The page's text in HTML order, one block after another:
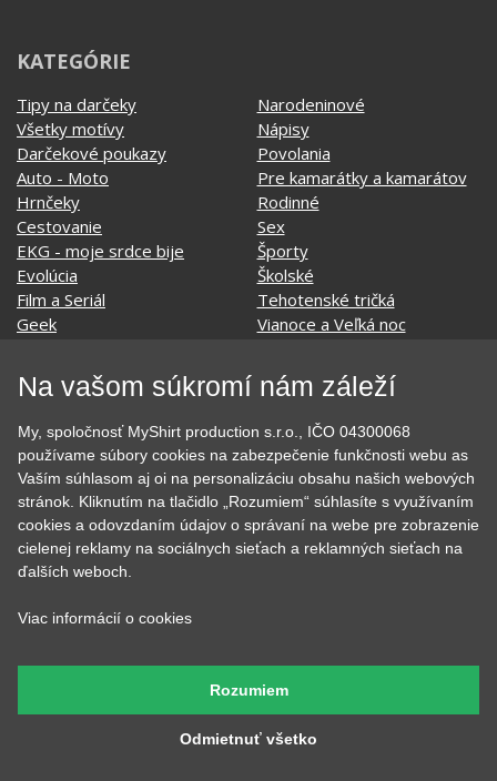
KATEGÓRIE
Tipy na darčeky
Všetky motívy
Darčekové poukazy
Auto - Moto
Hrnčeky
Cestovanie
EKG - moje srdce bije
Evolúcia
Film a Seriál
Geek
Hudobné
Jedlo, pitie a relax
Kvetiny
Láska
Narodeninové
Nápisy
Povolania
Pre kamarátky a kamarátov
Rodinné
Sex
Športy
Školské
Tehotenské tričká
Vianoce a Veľká noc
Významné dni
Zvierata
MyShirt
SOCIÁLNE SIETE
KONTAKT
MyShirt production s.r.o.
+420 606 105 375
Na vašom súkromí nám záleží
My, spoločnosť MyShirt production s.r.o., IČO 04300068
používame súbory cookies na zabezpečenie funkčnosti webu as
Vaším súhlasom aj oi na personalizáciu obsahu našich webových
stránok. Kliknutím na tlačidlo „Rozumiem“ súhlasíte s využívaním
cookies a odovzdaním údajov o správaní na webe pre zobrazenie
cielenej reklamy na sociálnych sieťach a reklamných sieťach na
ďalších weboch.
Viac informácií o cookies
Odmietnuť všetko
Rozumiem